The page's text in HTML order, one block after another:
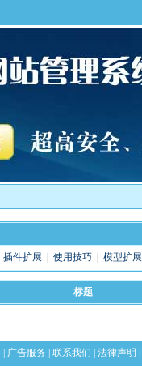
插件扩展 使用技巧| 模型扩展
标题
广告服务 联系我们 法律声明